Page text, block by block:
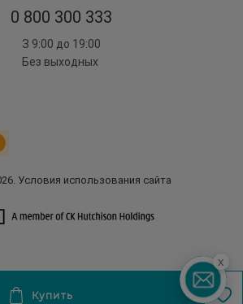
0 800 300 333
З 9:00 до 19:00
Без выходных
Условия использования сайта
x